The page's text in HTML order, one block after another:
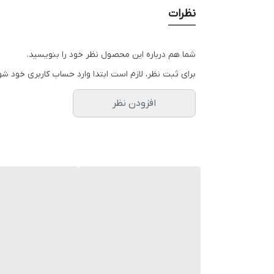
نظرات
شما هم درباره این محصول نظر خود را بنویسید.
برای ثبت نظر، لازم است ابتدا وارد حساب کاربری خود
افزودن نظر